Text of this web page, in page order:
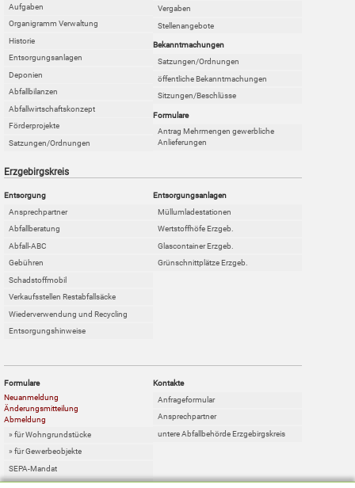
Aufgaben
Organigramm Verwaltung
Historie
Entsorgungsanlagen
Deponien
Abfallbilanzen
Abfallwirtschaftskonzept
Förderprojekte
Satzungen/Ordnungen
Vergaben
Stellenangebote
Bekanntmachungen
Satzungen/Ordnungen
öffentliche Bekanntmachungen
Sitzungen/Beschlüsse
Formulare
Antrag Mehrmengen gewerbliche
Anlieferungen
Erzgebirgskreis
Entsorgung
Ansprechpartner
Abfallberatung
Abfall-ABC
Gebühren
Schadstoffmobil
Verkaufsstellen Restabfallsäcke
Wiederverwendung und Recycling
Entsorgungshinweise
Entsorgungsanlagen
Müllumladestationen
Wertstoffhöfe Erzgeb.
Glascontainer Erzgeb.
Grünschnittplätze Erzgeb.
Formulare
Neuanmeldung
Änderungsmitteilung
Abmeldung
» für Wohngrundstücke
» für Gewerbeobjekte
SEPA-Mandat
Online-Sperrabfallkarte
Kontakte
Anfrageformular
Ansprechpartner
untere Abfallbehörde Erzgebirgskreis